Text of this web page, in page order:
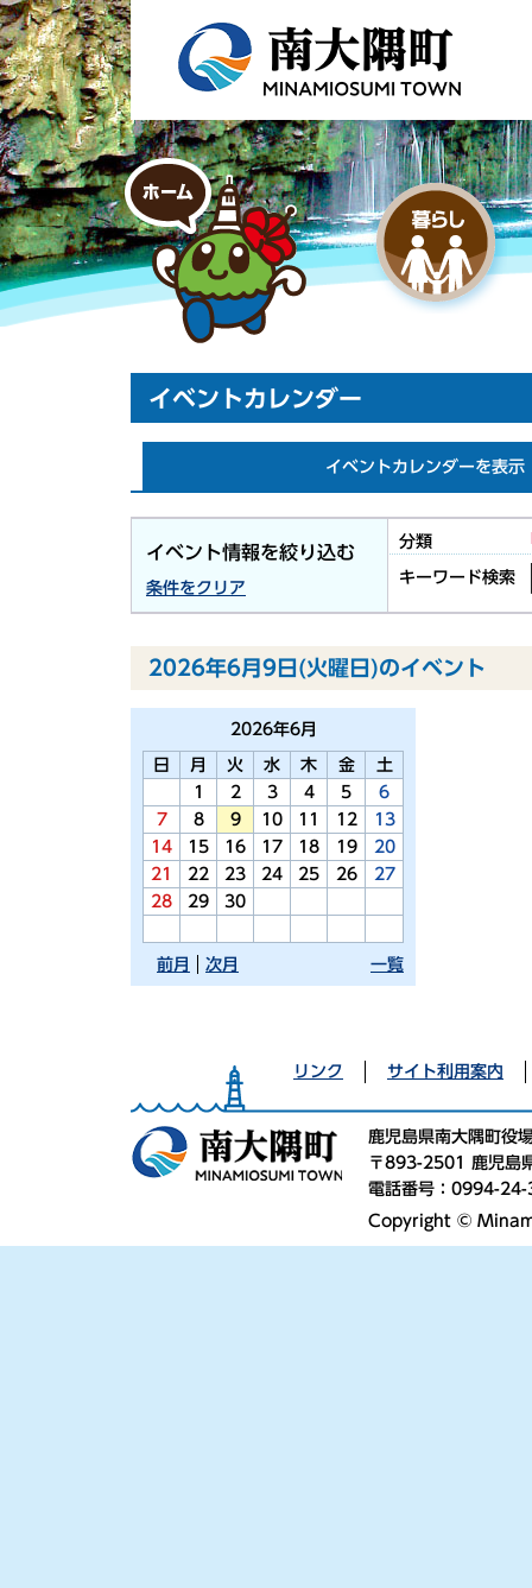
イベントカレンダー
イベントカレンダーを表示
イベント情報を絞り込む
条件をクリア
分類
キーワード検索
2026年6月9日(火曜日)のイベント
2026年6月
日 月 火 水 木 金
土
1
2 3 4 5
6
7
8 9 10 11 12
13
14
15 16 17 18 19
20
21
22 23 24 25 26
27
28
29 30
前月 一覧
次月
リンク サイト利用案内
鹿児島県南大隅町役
〒893-2501 鹿児島
電話番号：0994-
Copyright ©